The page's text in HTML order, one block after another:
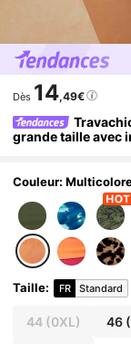
Dès 14,49€
grande taille avec
ces pour femmes
Couleur:
Taille: FR Standard
44(0XL) 46